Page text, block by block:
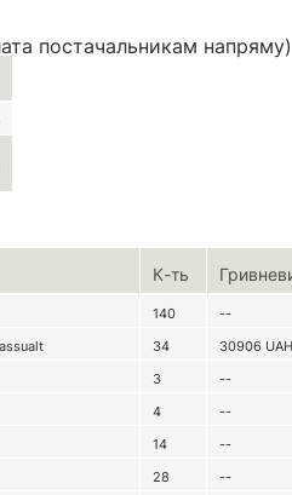
постачальникам напряму)
К-ть
140 --
34 30906 UAH
3 --
4 --
14 --
28 --